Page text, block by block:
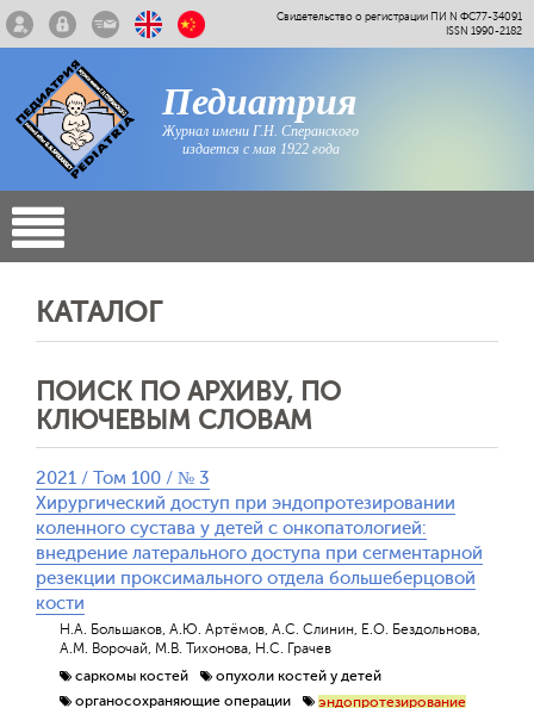
Свидетельство о регистрации ПИ N ФС77-34091
ISSN 1990-2182
Педиатрия
Журнал имени Г.Н. Сперанского
издается с мая 1922 года
КАТАЛОГ
ПОИСК ПО АРХИВУ, ПО
КЛЮЧЕВЫМ СЛОВАМ
2021 / Том 100 / № 3
Хирургический доступ при эндопротезировании
коленного сустава у детей с онкопатологией:
внедрение латерального доступа при сегментарной
резекции проксимального отдела большеберцовой
кости
Н.А. Большаков, А.Ю. Артёмов, А.С. Слинин, Е.О. Бездольнова,
А.М. Ворочай, М.В. Тихонова, Н.С. Грачев
саркомы костей
опухоли костей у детей
органосохраняющие операции
эндопротезирование